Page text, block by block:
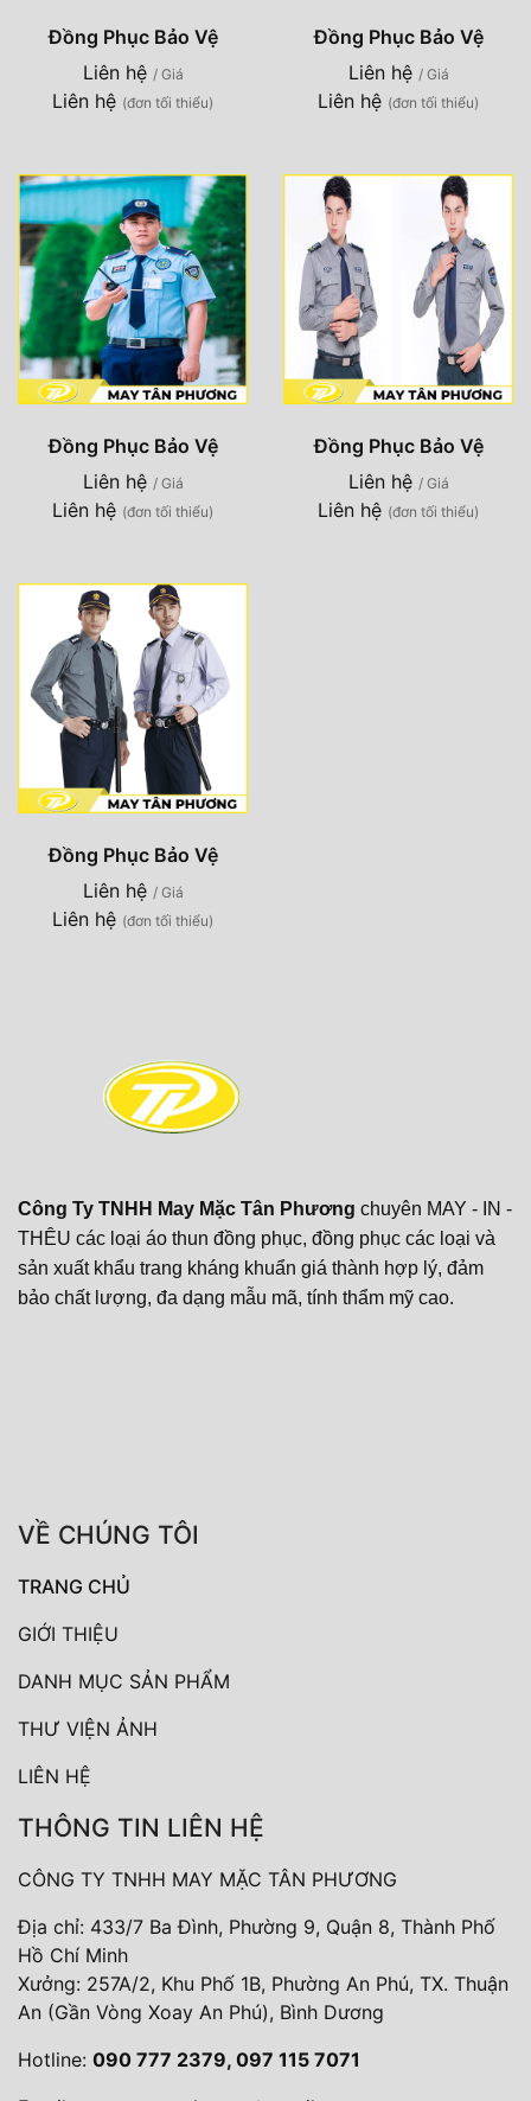
Đồng Phục Bảo Vệ
Liên hệ / Giá
Liên hệ (đơn tối thiểu)
Đồng Phục Bảo Vệ
Liên hệ / Giá
Liên hệ (đơn tối thiểu)
Đồng Phục Bảo Vệ
Liên hệ / Giá
Liên hệ (đơn tối thiểu)
Đồng Phục Bảo Vệ
Liên hệ / Giá
Liên hệ (đơn tối thiểu)
Đồng Phục Bảo Vệ
Liên hệ / Giá
Liên hệ (đơn tối thiểu)
Công Ty TNHH May Mặc Tân Phương chuyên MAY - IN -
THÊU các loại áo thun đồng phục, đồng phục các loại và
sản xuất khẩu trang kháng khuẩn giá thành hợp lý, đảm
bảo chất lượng, đa dạng mẫu mã, tính thẩm mỹ cao.
VỀ CHÚNG TÔI
TRANG CHỦ
GIỚI THIỆU
DANH MỤC SẢN PHẨM
THƯ VIỆN ẢNH
LIÊN HỆ
THÔNG TIN LIÊN HỆ
CÔNG TY TNHH MAY MẶC TÂN PHƯƠNG
Địa chỉ: 433/7 Ba Đình, Phường 9, Quận 8, Thành Phố
Hồ Chí Minh
Xưởng: 257A/2, Khu Phố 1B, Phường An Phú, TX. Thuận
An (Gần Vòng Xoay An Phú), Bình Dương
Hotline: 090 777 2379, 097 115 7071